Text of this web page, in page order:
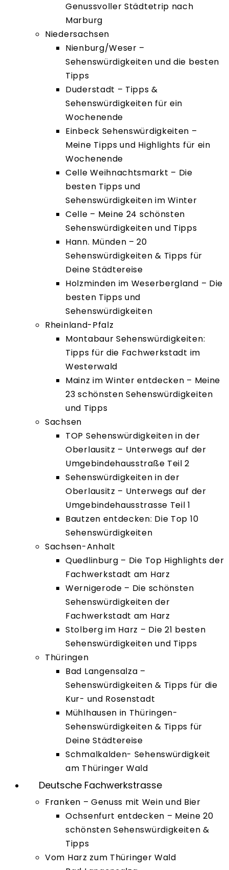
Genussvoller Städtetrip nach
Marburg
Niedersachsen
Nienburg/Weser –
Sehenswürdigkeiten und die besten
Tipps
Duderstadt – Tipps &
Sehenswürdigkeiten für ein
Wochenende
Einbeck Sehenswürdigkeiten –
Meine Tipps und Highlights für ein
Wochenende
Celle Weihnachtsmarkt – Die
besten Tipps und
Sehenswürdigkeiten im Winter
Celle – Meine 24 schönsten
Sehenswürdigkeiten und Tipps
Hann. Münden – 20
Sehenswürdigkeiten & Tipps für
Deine Städtereise
Holzminden im Weserbergland – Die
besten Tipps und
Sehenswürdigkeiten
Rheinland-Pfalz
Montabaur Sehenswürdigkeiten:
Tipps für die Fachwerkstadt im
Westerwald
Mainz im Winter entdecken – Meine
23 schönsten Sehenswürdigkeiten
und Tipps
Sachsen
TOP Sehenswürdigkeiten in der
Oberlausitz – Unterwegs auf der
Umgebindehausstraße Teil 2
Sehenswürdigkeiten in der
Oberlausitz – Unterwegs auf der
Umgebindehausstrasse Teil 1
Bautzen entdecken: Die Top 10
Sehenswürdigkeiten
Sachsen-Anhalt
Quedlinburg – Die Top Highlights der
Fachwerkstadt am Harz
Wernigerode – Die schönsten
Sehenswürdigkeiten der
Fachwerkstadt am Harz
Stolberg im Harz – Die 21 besten
Sehenswürdigkeiten und Tipps
Thüringen
Bad Langensalza –
Sehenswürdigkeiten & Tipps für die
Kur- und Rosenstadt
Mühlhausen in Thüringen-
Sehenswürdigkeiten & Tipps für
Deine Städtereise
Schmalkalden- Sehenswürdigkeit
am Thüringer Wald
Deutsche Fachwerkstrasse
Franken – Genuss mit Wein und Bier
Ochsenfurt entdecken – Meine 20
schönsten Sehenswürdigkeiten &
Tipps
Vom Harz zum Thüringer Wald